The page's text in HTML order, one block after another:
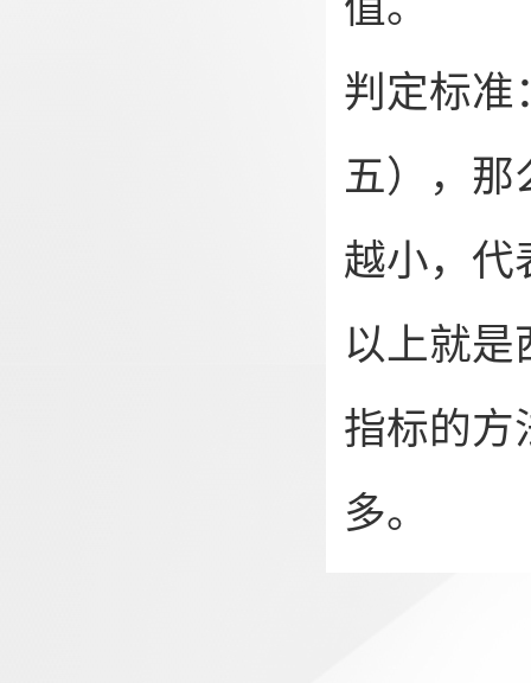
判定标准
五），那
越小，代
以上就是
指标的方
多。